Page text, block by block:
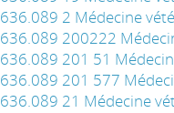
636.089 2 Médecine
636.089 200222
636.089 201 51
636.089 201 577
636.089 21 Médecine